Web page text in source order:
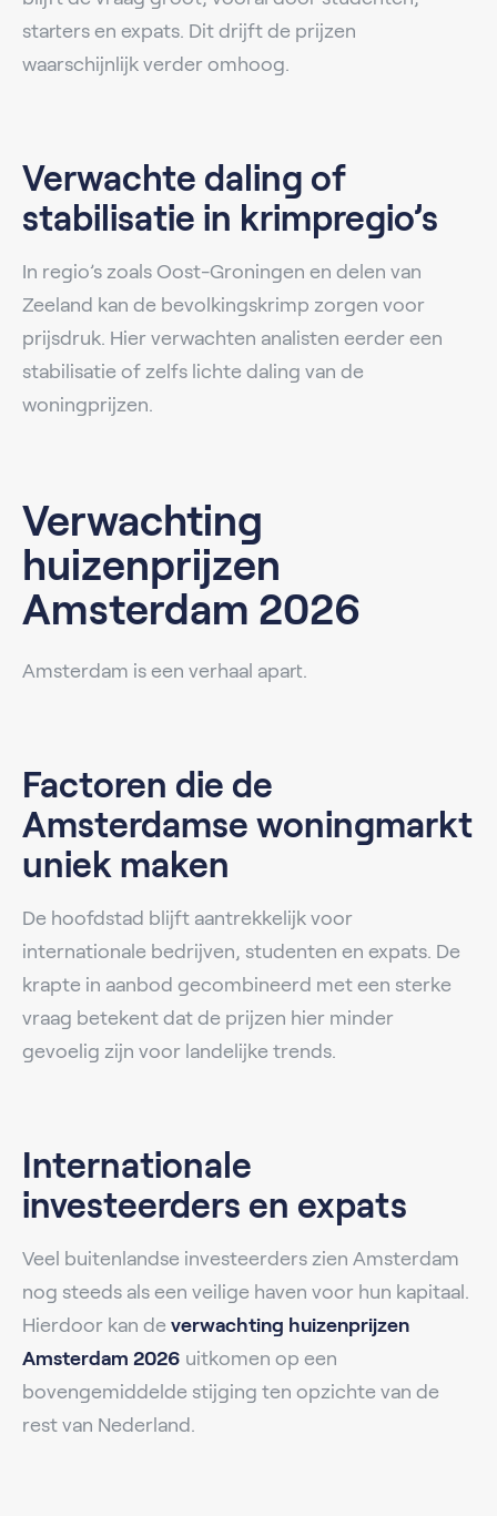
starters en expats. Dit drijft de prijzen
waarschijnlijk verder omhoog.
Verwachte daling of
stabilisatie in krimpregio’s
In regio’s zoals Oost-Groningen en delen van
Zeeland kan de bevolkingskrimp zorgen voor
prijsdruk. Hier verwachten analisten eerder een
stabilisatie of zelfs lichte daling van de
woningprijzen.
Verwachting
huizenprijzen
Amsterdam 2026
Amsterdam is een verhaal apart.
Factoren die de
Amsterdamse woningmarkt
uniek maken
De hoofdstad blijft aantrekkelijk voor
internationale bedrijven, studenten en expats. De
krapte in aanbod gecombineerd met een sterke
vraag betekent dat de prijzen hier minder
gevoelig zijn voor landelijke trends.
Internationale
investeerders en expats
Veel buitenlandse investeerders zien Amsterdam
nog steeds als een veilige haven voor hun kapitaal.
Hierdoor kan de verwachting huizenprijzen
Amsterdam 2026 uitkomen op een
bovengemiddelde stijging ten opzichte van de
rest van Nederland.